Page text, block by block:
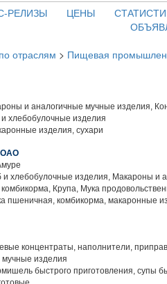
РЕЛИЗЫ ЦЕНЫ
отраслям > Пищевая
и аналогичные мучные изделия,
хлебобулочные изделия
изделия, сухари
и хлебобулочные изделия, Макароны и
Крупа, Мука
пшеничная, комбикорма, макаронные
концентраты, наполнители,
изделия
быстрого приготовления, супы